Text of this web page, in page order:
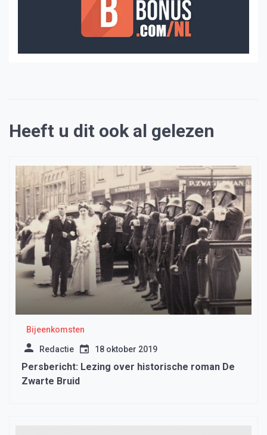
Heeft u dit ook al gelezen
Bijeenkomsten
Redactie 18 oktober 2019
Persbericht: Lezing over historische roman De
Zwarte Bruid